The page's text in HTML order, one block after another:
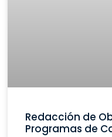
Redacción de
Programas de